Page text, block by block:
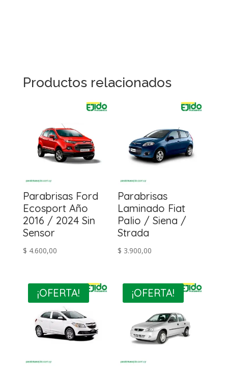
Productos relacionados
Parabrisas Ford
Ecosport Año
2016 / 2024 Sin
Sensor
$ 4.600,00
Parabrisas
Laminado Fiat
Palio / Siena /
Strada
$ 3.900,00
¡OFERTA! ¡OFERTA!